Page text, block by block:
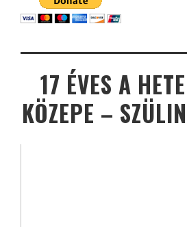
17 ÉVES A
KÖZEPE –